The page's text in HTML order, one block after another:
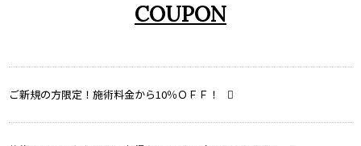
COUPON
ご新規の方限定！施術料金から10％ＯＦＦ！